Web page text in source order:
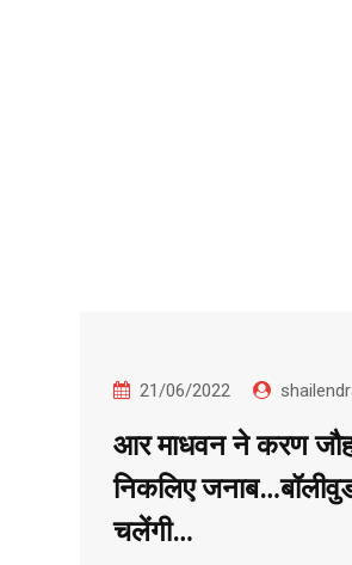
21/06/2022
आर माधवन ने करण
निकलिए
चलेंगी…